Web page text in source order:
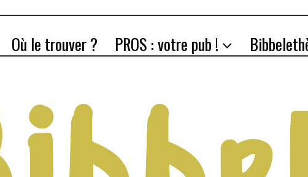
Où le trouver ? PROS : votre pub !